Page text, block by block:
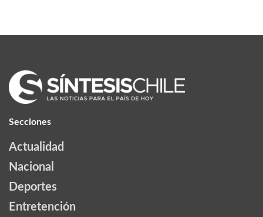
Secciones
Actualidad
Nacional
Deportes
Entretención